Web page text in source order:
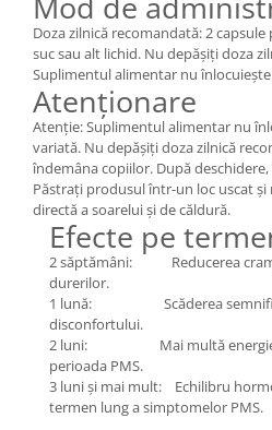
Doza zilnică recomandată: 2
suc sau alt lichid. Nu depășiți doza
Suplimentul alimentar nu
Atenționare
Atenție: Suplimentul alimentar nu
variată. Nu depășiți doza zilnică
îndemâna copiilor. După
Păstrați produsul într-un loc uscat
directă a soarelui și de căldură.
Efecte pe
2 săptămâni: Reducerea
durerilor.
1 lună: Scăderea
disconfortului.
2 luni: Mai multă energie și
perioada PMS.
3 luni și mai mult: Echilibru
termen lung a simptomelor PMS.